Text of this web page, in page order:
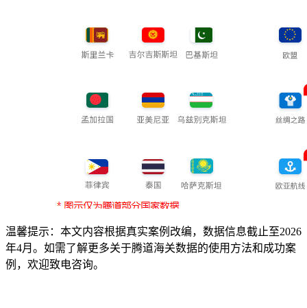
温馨提示：本文内容根据真实案例改编，数据信息截止至2026
年4月。如需了解更多关于腾道海关数据的使用方法和成功案
例，欢迎致电咨询。